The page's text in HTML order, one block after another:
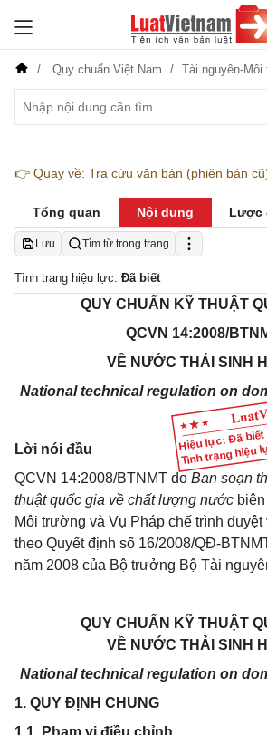
Quy chuẩn Việt Nam Tài nguyên-
👉 Quay về: Tra cứu văn bản (phiên bản
Tổng quan Nội dung Lược
Lưu Tìm từ trong trang
Tình trạng hiệu lực: Đã biết
Hiệu lực: Đã biết
Tình trạng hiệu
QUY CHUẨN KỸ THUẬT
QCVN 14:2008/
VỀ NƯỚC THẢI SINH
National technical regulation on
Lời nói đầu
QCVN 14:2008/BTNMT do Ban soạn
thuật quốc gia về chất lượng nước
Môi trường và Vụ Pháp chế trình
theo Quyết định số 16/2008/QĐ-
năm 2008 của Bộ trưởng Bộ Tài
QUY CHUẨN KỸ THUẬT
VỀ NƯỚC THẢI SINH
National technical regulation on
1. QUY ĐỊNH CHUNG
1.1. Phạm vi điều chỉnh